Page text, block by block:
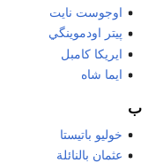
اوجوست نايت
پيتر اودموينگي
ايريكا كامبل
ايما شاه
ب
خوليو باتيستا
عثمان بالنائلة